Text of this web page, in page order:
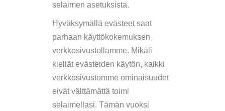
selaimen asetuksista.
Hyväksymällä evästeet saat
parhaan käyttökokemuksen
verkkosivustollamme. Mikäli
kiellät evästeiden käytön, kaikki
verkkosivustomme ominaisuudet
eivät välttämättä toimi
selaimellasi. Tämän vuoksi